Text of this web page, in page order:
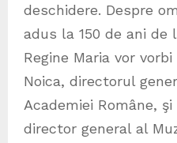
deschidere. Despre
adus la 150 de ani de
Regine Maria vor
Noica, directorul
Academiei Române,
director general al